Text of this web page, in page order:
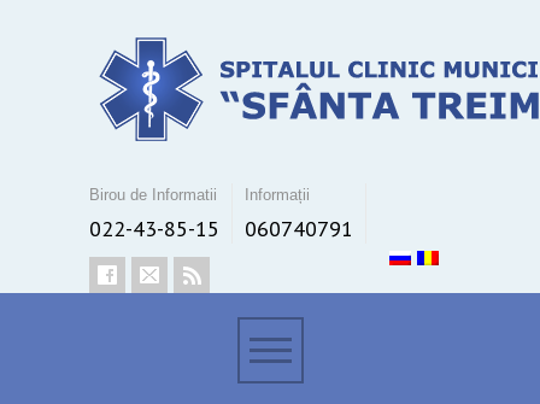
Birou de Informatii
022-43-85-15
Informații
060740791